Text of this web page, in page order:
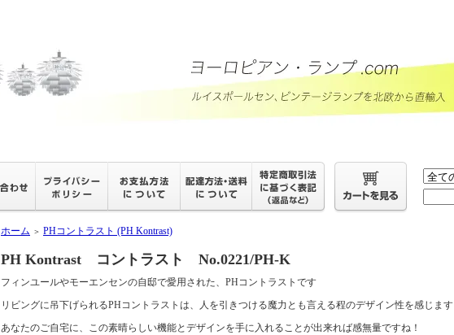
ホーム ＞ PHコントラスト (PH Kontrast)
PH Kontrast コントラスト No.0221/PH-K
フィンユールやモーエンセンの自邸で愛用された、PHコントラストです
リビングに吊下げられるPHコントラストは、人を引きつける魔力とも言える程のデザイン性を感じます
あなたのご自宅に、この素晴らしい機能とデザインを手に入れることが出来れば感無量ですね！